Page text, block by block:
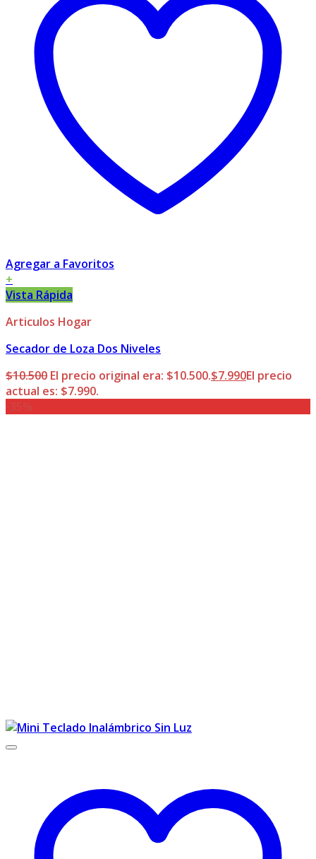
Agregar a Favoritos
+
Vista Rápida
Articulos Hogar
Secador de Loza Dos Niveles
$10.500 El precio original era: $10.500.$7.990El precio
actual es: $7.990.